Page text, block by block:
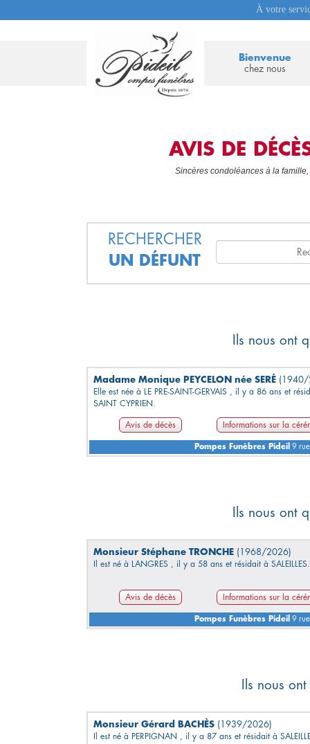
À votre
Bienvenue
chez nous
AVIS DE
Sincères condoléances à la
RECHERCHER
UN DÉFUNT
Ils nous ont
Madame Monique PEYCELON née SERÉ (1940/
Elle est née à LE PRE-SAINT-GERVAIS , il y a 86 ans et
SAINT CYPRIEN.
Avis de décès Informations sur la
Pompes Funèbres Pideil 9
Ils nous ont
Monsieur Stéphane TRONCHE (1968/2026)
Il est né à LANGRES , il y a 58 ans et résidait à SALEILLES.
Avis de décès Informations sur la
Pompes Funèbres Pideil 9
Ils nous
Monsieur Gérard BACHÈS (1939/2026)
Il est né à PERPIGNAN , il y a 87 ans et résidait à